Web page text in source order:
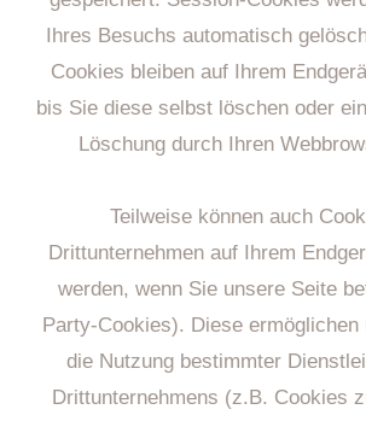
Ihres Besuchs automatisch
Cookies bleiben auf Ihrem
bis Sie diese selbst löschen oder
Löschung durch Ihren
Teilweise können auch
Drittunternehmen auf Ihrem
werden, wenn Sie unsere Seite
Party-Cookies). Diese ermöglichen
die Nutzung bestimmter
Drittunternehmens (z.B. Cookies